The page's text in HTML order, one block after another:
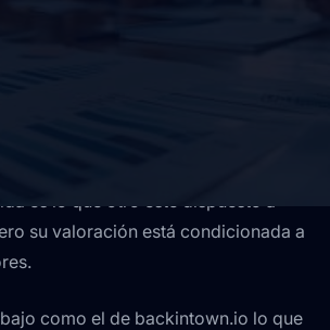
es lo que otro esté dispuesto a
su valoración está condicionada a
como el de backintown.io lo que